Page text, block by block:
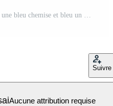
3d dessin animé personnage avec une bleu chemise et bleu un pantalon montrer du doigt en haut pose PNG Pro
Suivre
Aucune attribution requise